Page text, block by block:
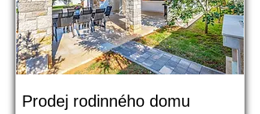
Prodej rodinného domu